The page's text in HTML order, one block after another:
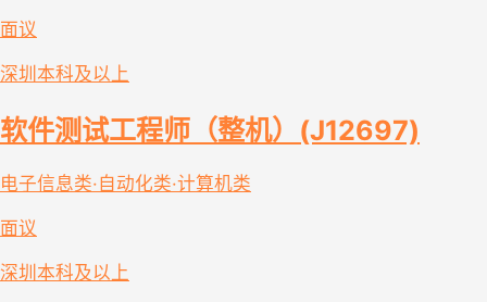
面议
深圳 本科及以上
软件测试工程师（整机）(J12697)
电子信息类·自动化类·计算机类
面议
深圳 本科及以上